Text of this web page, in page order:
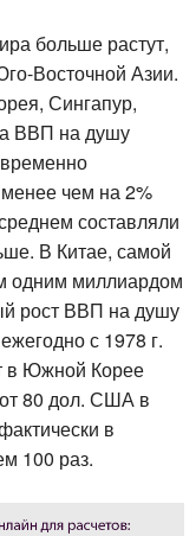
больше растут,
Восточной Азии.
Сингапур,
ВВП на душу
чем на 2%
составляли
В Китае, самой
одним миллиардом
рост ВВП на душу
с 1978 г.
в Южной Корее
80 дол. США в
в
100 раз.